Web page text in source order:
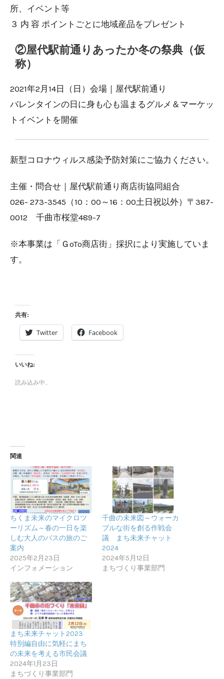
所、イベント等
３ 内 容 ポイントごとに地域産品をプレゼント
②屋代駅前通りあったか冬の祭典（仮
称）
2021年2月14日（日）会場｜屋代駅前通り
バレンタインの日に身も心も温まるグルメ＆マーケッ
トイベントを開催
新型コロナウィルス感染予防対策にご協力ください。
主催・問合せ｜屋代駅前通り商店街協同組合
026- 273-3545（10：00～16：00土日祝以外）〒387-
0012 千曲市桜堂489-7
※本事業は「ＧoTo商店街」採択により実施していま
す。
共有:
Twitter Facebook
いいね:
読み込み中…
関連
ちくま未来のマイクロツ
ーリズム～春の一日を楽
しむ大人のバスの旅のご
案内
2025年2月23日
インフォメーション
千曲の未来図～ウォーカ
ブルな街を創る作戦会
議 まち未来チャット
2024
2024年5月12日
まちづくり事業部門
まち未来チャット2023
特別編自由に気軽にまち
の未来を考える市民会議
2024年1月23日
まちづくり事業部門